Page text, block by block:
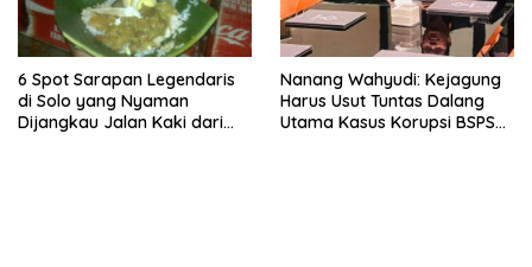
6 Spot Sarapan Legendaris
di Solo yang Nyaman
Dijangkau Jalan Kaki dari
Nanang Wahyudi: Kejagung
Harus Usut Tuntas Dalang
Utama Kasus Korupsi BSPS